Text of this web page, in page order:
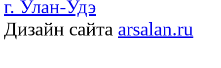
г. Улан-Удэ
Дизайн сайта arsalan.ru